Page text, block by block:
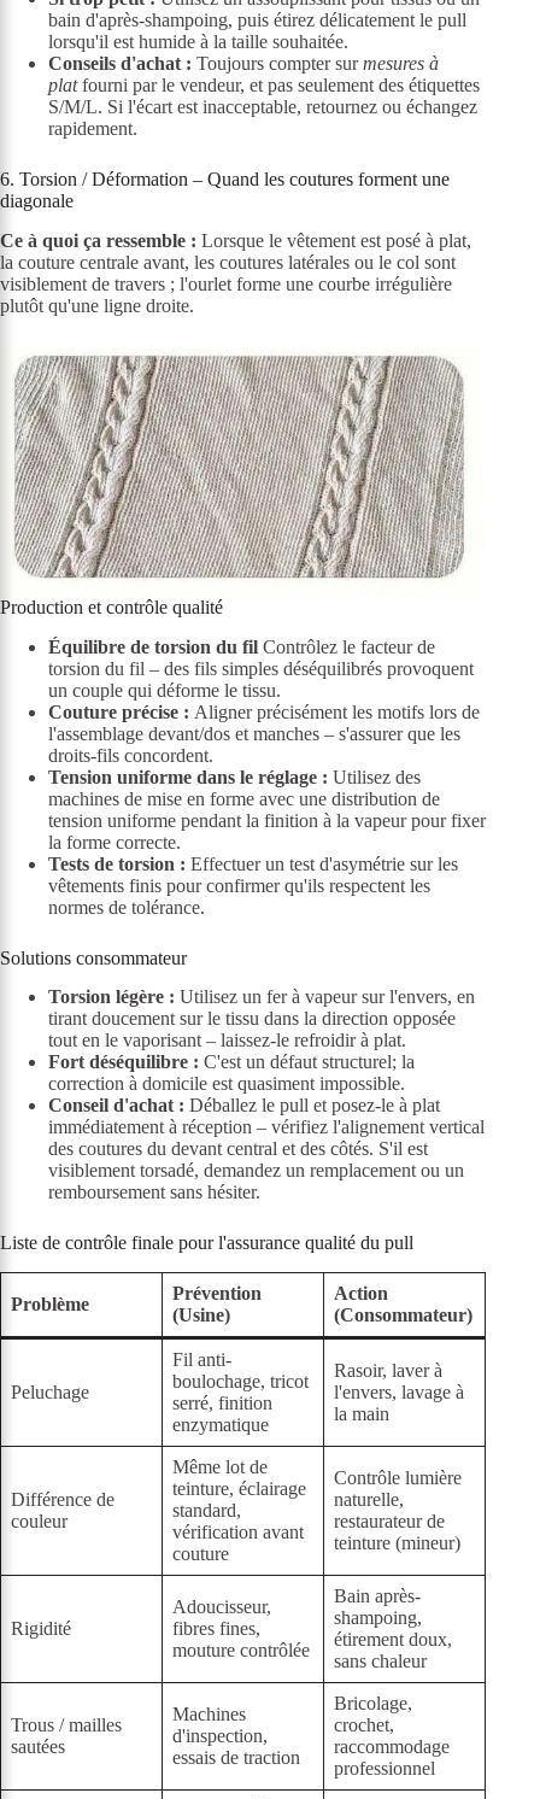
bain d'après-shampoing, puis étirez délicatement le pull
lorsqu'il est humide à la taille souhaitée.
Conseils d'achat : Toujours compter surmesures à
platfourni par le vendeur, et pas seulement des étiquettes
S/M/L. Si l'écart est inacceptable, retournez ou échangez
rapidement.
6. Torsion / Déformation – Quand les coutures forment une
diagonale
Ce à quoi ça ressemble : Lorsque le vêtement est posé à plat,
la couture centrale avant, les coutures latérales ou le col sont
visiblement de travers ; l'ourlet forme une courbe irrégulière
plutôt qu'une ligne droite.
Production et contrôle qualité
Équilibre de torsion du fil Contrôlez le facteur de
torsion du fil – des fils simples déséquilibrés provoquent
un couple qui déforme le tissu.
Couture précise : Aligner précisément les motifs lors de
l'assemblage devant/dos et manches – s'assurer que les
droits-fils concordent.
Tension uniforme dans le réglage : Utilisez des
machines de mise en forme avec une distribution de
tension uniforme pendant la finition à la vapeur pour fixer
la forme correcte.
Tests de torsion : Effectuer un test d'asymétrie sur les
vêtements finis pour confirmer qu'ils respectent les
normes de tolérance.
Solutions consommateur
Torsion légère : Utilisez un fer à vapeur sur l'envers, en
tirant doucement sur le tissu dans la direction opposée
tout en le vaporisant – laissez-le refroidir à plat.
Fort déséquilibre : C'est un défaut structurel; la
correction à domicile est quasiment impossible.
Conseil d'achat : Déballez le pull et posez-le à plat
immédiatement à réception – vérifiez l'alignement vertical
des coutures du devant central et des côtés. S'il est
visiblement torsadé, demandez un remplacement ou un
remboursement sans hésiter.
Liste de contrôle finale pour l'assurance qualité du pull
Problème
Prévention
(Usine)
Action
(Consommateur)
Peluchage
Fil anti-
boulochage, tricot
serré, finition
enzymatique
Rasoir, laver à
l'envers, lavage à
la main
Différence de
couleur
Même lot de
teinture, éclairage
standard,
vérification avant
couture
Contrôle lumière
naturelle,
restaurateur de
teinture (mineur)
Rigidité
Adoucisseur,
fibres fines,
mouture contrôlée
Bain après-
shampoing,
étirement doux,
sans chaleur
Trous / mailles
sautées
Machines
d'inspection,
essais de traction
Bricolage,
crochet,
raccommodage
professionnel